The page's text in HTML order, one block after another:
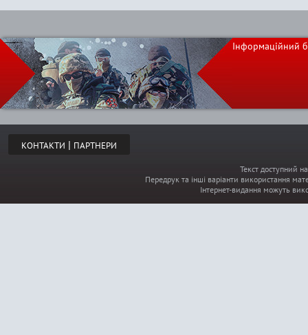
о
р
і
Інформаційний
КОНТАКТИ | ПАРТНЕРИ
Текст доступний
Передрук та інші варіанти використання
Інтернет-видання можуть